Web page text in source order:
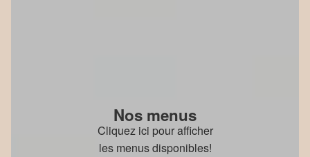
Nos menus
Cliquez ici pour afficher
les menus disponibles!